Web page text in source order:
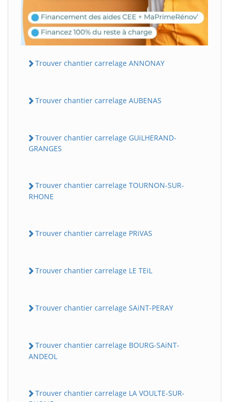
Trouver chantier carrelage ANNONAY
Trouver chantier carrelage AUBENAS
Trouver chantier carrelage GUiLHERAND-
GRANGES
Trouver chantier carrelage TOURNON-SUR-
RHONE
Trouver chantier carrelage PRiVAS
Trouver chantier carrelage LE TEiL
Trouver chantier carrelage SAiNT-PERAY
Trouver chantier carrelage BOURG-SAiNT-
ANDEOL
Trouver chantier carrelage LA VOULTE-SUR-